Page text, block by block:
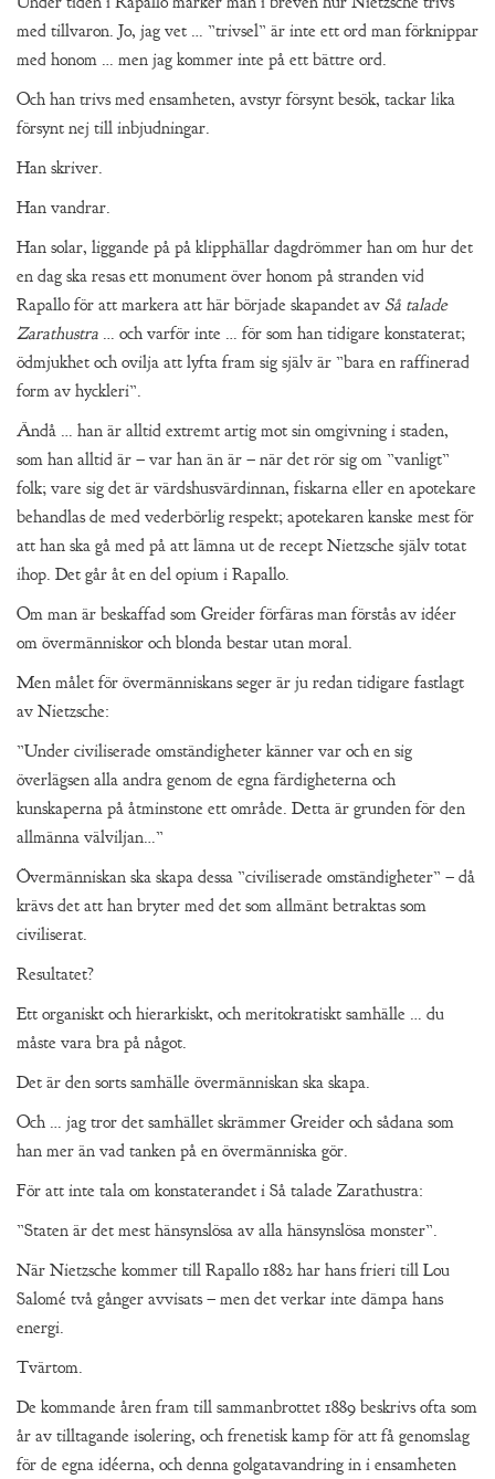
med tillvaron. Jo, jag vet … ”trivsel” är inte ett ord man förknippar
med honom … men jag kommer inte på ett bättre ord.
Och han trivs med ensamheten, avstyr försynt besök, tackar lika
försynt nej till inbjudningar.
Han skriver.
Han vandrar.
Han solar, liggande på på klipphällar dagdrömmer han om hur det
en dag ska resas ett monument över honom på stranden vid
Rapallo för att markera att här började skapandet av Så talade
Zarathustra … och varför inte … för som han tidigare konstaterat;
ödmjukhet och ovilja att lyfta fram sig själv är ”bara en raffinerad
form av hyckleri”.
Ändå … han är alltid extremt artig mot sin omgivning i staden,
som han alltid är – var han än är – när det rör sig om ”vanligt”
folk; vare sig det är värdshusvärdinnan, fiskarna eller en apotekare
behandlas de med vederbörlig respekt; apotekaren kanske mest för
att han ska gå med på att lämna ut de recept Nietzsche själv totat
ihop. Det går åt en del opium i Rapallo.
Om man är beskaffad som Greider förfäras man förstås av idéer
om övermänniskor och blonda bestar utan moral.
Men målet för övermänniskans seger är ju redan tidigare fastlagt
av Nietzsche:
”Under civiliserade omständigheter känner var och en sig
överlägsen alla andra genom de egna färdigheterna och
kunskaperna på åtminstone ett område. Detta är grunden för den
allmänna välviljan…”
Övermänniskan ska skapa dessa ”civiliserade omständigheter” – då
krävs det att han bryter med det som allmänt betraktas som
civiliserat.
Resultatet?
Ett organiskt och hierarkiskt, och meritokratiskt samhälle … du
måste vara bra på något.
Det är den sorts samhälle övermänniskan ska skapa.
Och … jag tror det samhället skrämmer Greider och sådana som
han mer än vad tanken på en övermänniska gör.
För att inte tala om konstaterandet i Så talade Zarathustra:
”Staten är det mest hänsynslösa av alla hänsynslösa monster”.
När Nietzsche kommer till Rapallo 1882 har hans frieri till Lou
Salomé två gånger avvisats – men det verkar inte dämpa hans
energi.
Tvärtom.
De kommande åren fram till sammanbrottet 1889 beskrivs ofta som
år av tilltagande isolering, och frenetisk kamp för att få genomslag
för de egna idéerna, och denna golgatavandring in i ensamheten